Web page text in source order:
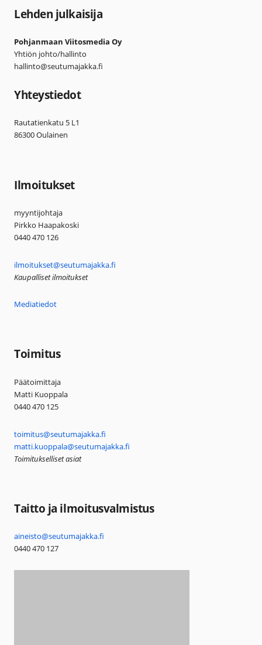
Lehden julkaisija
Pohjanmaan Viitosmedia Oy
Yhtiön johto/hallinto
hallinto@seutumajakka.fi
Yhteystiedot
Rautatienkatu 5 L1
86300 Oulainen
Ilmoitukset
myyntijohtaja
Pirkko Haapakoski
0440 470 126
ilmoitukset@seutumajakka.fi
Kaupalliset ilmoitukset
Mediatiedot
Toimitus
Päätoimittaja
Matti Kuoppala
0440 470 125
toimitus@seutumajakka.fi
matti.kuoppala@seutumajakka.fi
Toimitukselliset asiat
Taitto ja ilmoitusvalmistus
aineisto@seutumajakka.fi
0440 470 127